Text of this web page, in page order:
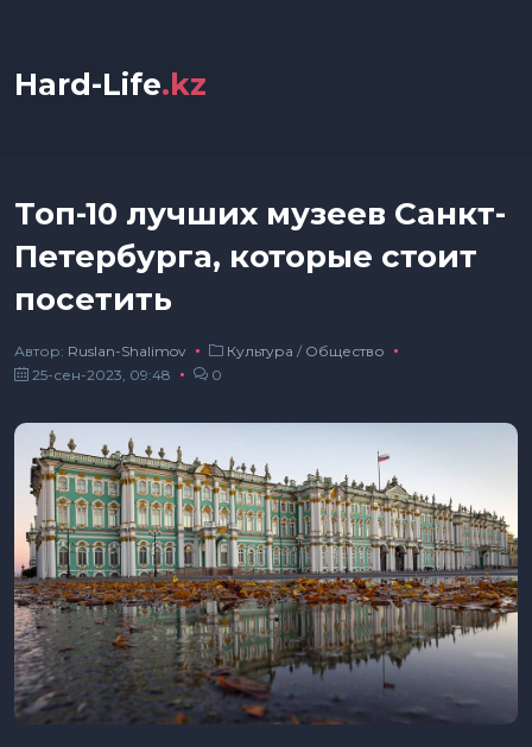
Hard-Life.kz
Топ-10 лучших музеев Санкт-
Петербурга, которые стоит
посетить
Автор: Ruslan-Shalimov Культура / Общество
25-сен-2023, 09:48
0